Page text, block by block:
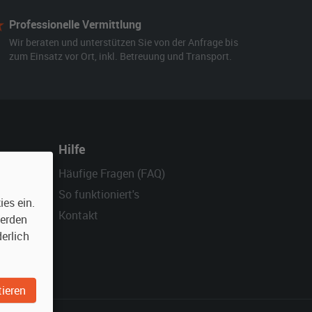
Professionelle Vermittlung
Wir beraten und unterstützen Sie von der Anfrage bis
zum Einsatz vor Ort, inkl. Betreuung und Transport.
Hilfe
Häufige Fragen (FAQ)
So funktioniert's
Kontakt
ein.